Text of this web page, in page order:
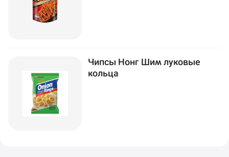
Чипсы Нонг Шим луковые
кольца